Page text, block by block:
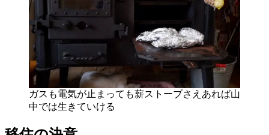
ガスも電気が止まっても薪ストーブさえあれば山
中では生きていける